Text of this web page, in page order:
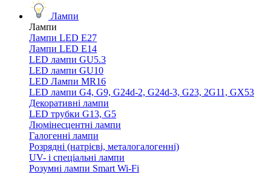
Лампи
Лампи
Лампи LED E27
Лампи LED Е14
LED лампи GU5.3
LED лампи GU10
LED Лампи MR16
LED лампи G4, G9, G24d-2, G24d-3, G23, 2G11, GX53
Декоративні лампи
LED трубки G13, G5
Люмінесцентні лампи
Галогенні лампи
Розрядні (натрієві, металогалогенні)
UV- і спеціальні лампи
Розумні лампи Smart Wi-Fi